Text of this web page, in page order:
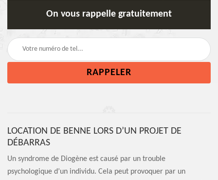
On vous rappelle gratuitement
LOCATION DE BENNE LORS D’UN PROJET DE
DÉBARRAS
Un syndrome de Diogène est causé par un trouble
psychologique d’un individu. Cela peut provoquer par un